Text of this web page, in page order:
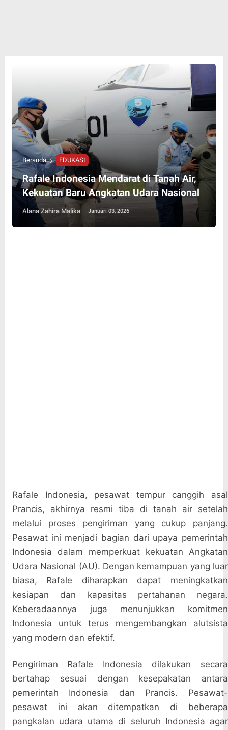
Beranda EDUKASI
Rafale Indonesia Mendarat di Tanah Air,
Kekuatan Baru Angkatan Udara Nasional
Alana Zahira Malika Januari 03, 2026
Rafale Indonesia, pesawat tempur canggih asal
Prancis, akhirnya resmi tiba di tanah air setelah
melalui proses pengiriman yang cukup panjang.
Pesawat ini menjadi bagian dari upaya pemerintah
Indonesia dalam memperkuat kekuatan Angkatan
Udara Nasional (AU). Dengan kemampuan yang luar
biasa, Rafale diharapkan dapat meningkatkan
kesiapan dan kapasitas pertahanan negara.
Keberadaannya juga menunjukkan komitmen
Indonesia untuk terus mengembangkan alutsista
yang modern dan efektif.
Pengiriman Rafale Indonesia dilakukan secara
bertahap sesuai dengan kesepakatan antara
pemerintah Indonesia dan Prancis. Pesawat-
pesawat ini akan ditempatkan di beberapa
pangkalan udara utama di seluruh Indonesia agar